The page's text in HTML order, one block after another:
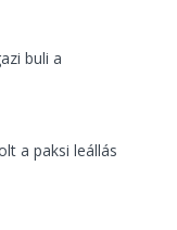
buli a
a paksi leállás